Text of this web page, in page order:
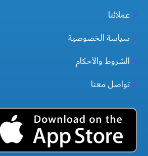
عملائنا
سياسة الخصوصية
الشروط والأحكام
تواصل معنا